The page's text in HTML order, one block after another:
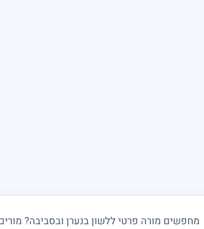
מחפשים מורה פרטי ללשון בנערן ובסביבה?